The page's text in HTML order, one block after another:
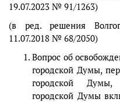
19.07.2023 № 91/1263)
(в ред. решения
11.07.2018 № 68/2050)
Вопрос об
городской Думы,
городской Думы,
городской Думы